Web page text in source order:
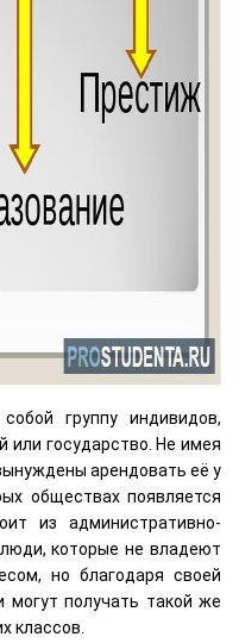
группу индивидов,
или государство. Не имея
арендовать её у
обществах появляется
из административно-
которые не владеют
но благодаря своей
могут получать такой же
классов.